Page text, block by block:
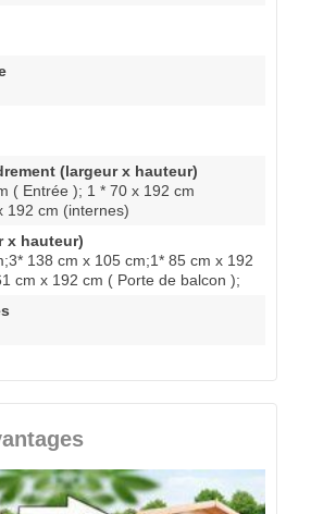
(largeur x hauteur)
( Entrée ); 1 * 70 x 192 cm
192 cm (internes)
x hauteur)
138 cm x 105 cm;1* 85 cm x 192
cm x 192 cm ( Porte de balcon );